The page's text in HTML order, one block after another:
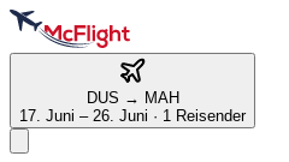
DUS → MAH
17. Juni – 26. Juni · 1 Reisender